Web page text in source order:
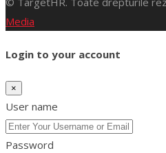
Media
Login to your account
×
User name
Password